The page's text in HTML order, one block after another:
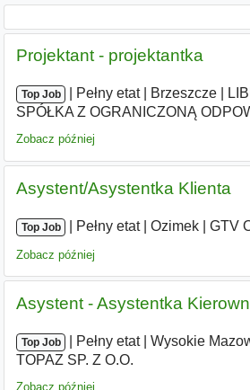
Projektant - projektantka
Top Job Pełny etat| Brzeszcze
SPÓŁKA Z OGRANICZONĄ
Zobacz później
Asystent/Asystentka Klienta
Top Job Pełny etat| Ozimek GTV
Zobacz później
Asystent - Asystentka
Top Job Pełny etat| Wysokie
TOPAZ SP. Z O.O.
Zobacz później